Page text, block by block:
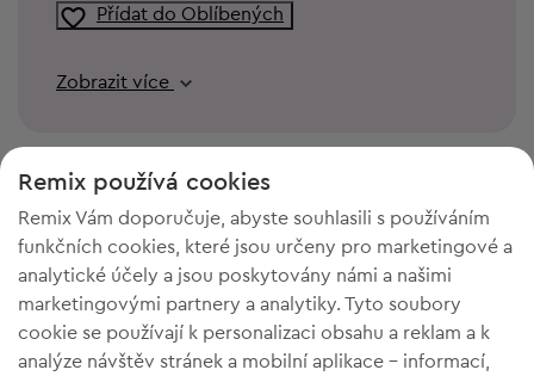
Přídat do Oblíbených
Zobrazit více
POTŘEBUJETE PROSTOR VE
Remix používá cookies
Remix Vám doporučuje, abyste souhlasili s používáním
funkčních cookies, které jsou určeny pro marketingové a
analytické účely a jsou poskytovány námi a našimi
marketingovými partnery a analytiky. Tyto soubory
cookie se používají k personalizaci obsahu a reklam a k
analýze návštěv stránek a mobilní aplikace - informací,